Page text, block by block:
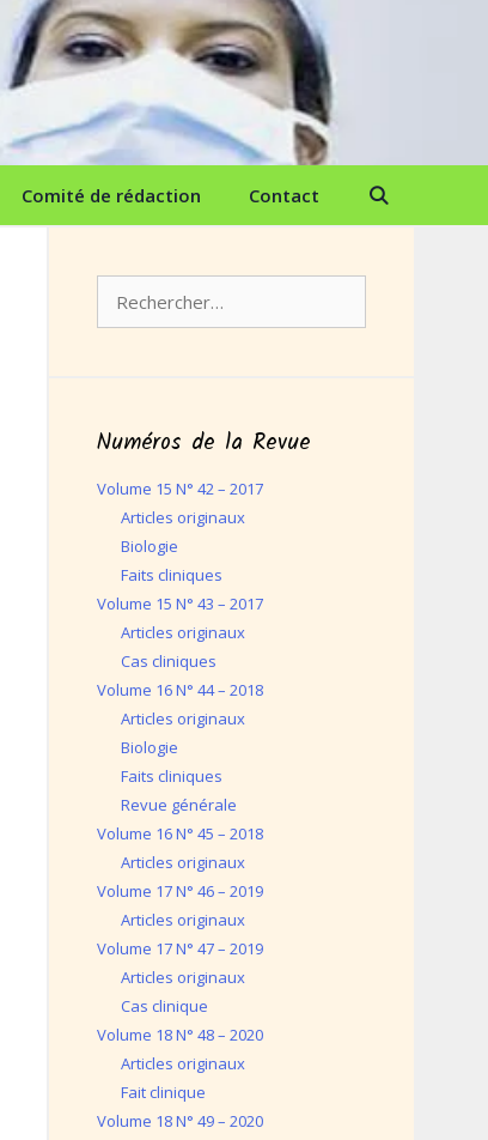
Comité de rédaction Contact
Numéros de la Revue
Volume 15 N° 42 – 2017
Articles originaux
Biologie
Faits cliniques
Volume 15 N° 43 – 2017
Articles originaux
Cas cliniques
Volume 16 N° 44 – 2018
Articles originaux
Biologie
Faits cliniques
Revue générale
Volume 16 N° 45 – 2018
Articles originaux
Volume 17 N° 46 – 2019
Articles originaux
Volume 17 N° 47 – 2019
Articles originaux
Cas clinique
Volume 18 N° 48 – 2020
Articles originaux
Fait clinique
Volume 18 N° 49 – 2020